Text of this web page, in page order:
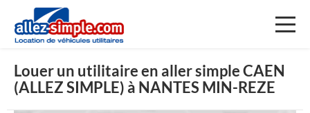
Louer un utilitaire en aller simple CAEN
(ALLEZ SIMPLE) à NANTES MIN-REZE